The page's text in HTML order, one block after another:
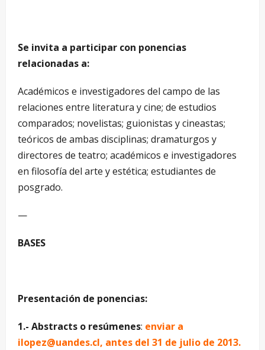
Se invita a participar con ponencias
relacionadas a:
Académicos e investigadores del campo de las
relaciones entre literatura y cine; de estudios
comparados; novelistas; guionistas y cineastas;
teóricos de ambas disciplinas; dramaturgos y
directores de teatro; académicos e investigadores
en filosofía del arte y estética; estudiantes de
posgrado.
—
BASES
Presentación de ponencias:
1.- Abstracts o resúmenes: enviar a
ilopez@uandes.cl, antes del 31 de julio de 2013.